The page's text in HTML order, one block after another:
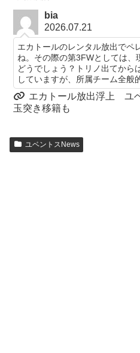
bia
2026.07.21
エカトールのレンタル放出でペ
ね。その際の第3FWとしては
どうでしょう？トリノ出てから
していますが、所属チーム全般
エカトール放出浮上 ユ
玉突き移籍も
ユベントスNews